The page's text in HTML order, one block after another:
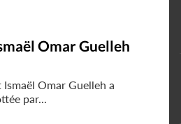
Omar Guelleh
Omar Guelleh a
par...